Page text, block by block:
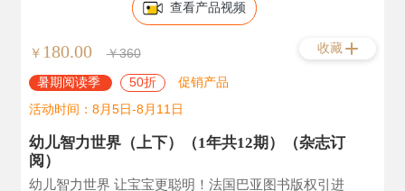
查看产品视频
￥ 180.00 ￥360 收藏
暑期阅读季 50折 促销产品
活动时间：8月5日-8月11日
幼儿智力世界（上下）（1年共12期）（杂志订
阅）
幼儿智力世界 让宝宝更聪明！法国巴亚图书版权引进